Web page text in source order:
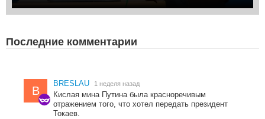
Последние комментарии
B
BRESLAU 1 неделя назад
Кислая мина Путина была красноречивым
отражением того, что хотел передать президент
Токаев.